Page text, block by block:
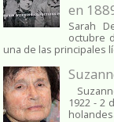
en
Sarah
octubre
una de las principales
1922 - 2